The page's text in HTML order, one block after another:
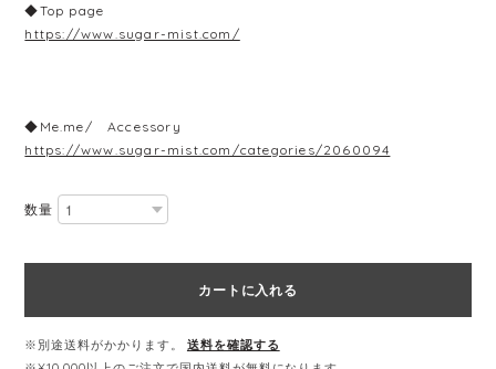
◆Top page
https://www.sugar-mist.com/
◆Me.me/ Accessory
https://www.sugar-mist.com/categories/2060094
数量
カートに入れる
※別途送料がかかります。
送料を確認する